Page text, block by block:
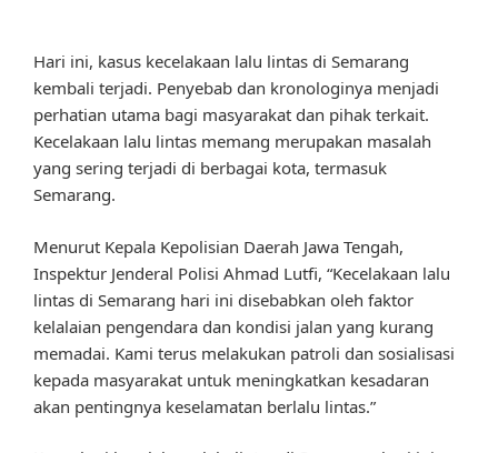
Hari ini, kasus kecelakaan lalu lintas di Semarang
kembali terjadi. Penyebab dan kronologinya menjadi
perhatian utama bagi masyarakat dan pihak terkait.
Kecelakaan lalu lintas memang merupakan masalah
yang sering terjadi di berbagai kota, termasuk
Semarang.
Menurut Kepala Kepolisian Daerah Jawa Tengah,
Inspektur Jenderal Polisi Ahmad Lutfi, “Kecelakaan lalu
lintas di Semarang hari ini disebabkan oleh faktor
kelalaian pengendara dan kondisi jalan yang kurang
memadai. Kami terus melakukan patroli dan sosialisasi
kepada masyarakat untuk meningkatkan kesadaran
akan pentingnya keselamatan berlalu lintas.”